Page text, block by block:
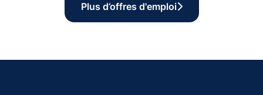
Plus d’offres d'emploi